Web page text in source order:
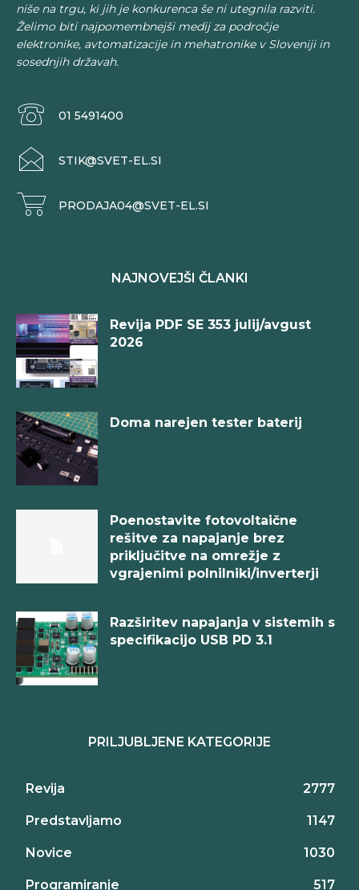
niše na trgu, ki jih je konkurenca še ni utegnila razviti.
Želimo biti najpomembnejši medij za področje
elektronike, avtomatizacije in mehatronike v Sloveniji in
sosednjih državah.
01 5491400
STIK@SVET-EL.SI
PRODAJA04@SVET-EL.SI
NAJNOVEJŠI ČLANKI
Revija PDF SE 353 julij/avgust
2026
Doma narejen tester baterij
Poenostavite fotovoltaične
rešitve za napajanje brez
priključitve na omrežje z
vgrajenimi polnilniki/inverterji
Razširitev napajanja v sistemih s
specifikacijo USB PD 3.1
PRILJUBLJENE KATEGORIJE
Revija 2777
Predstavljamo 1147
Novice 1030
Programiranje 517